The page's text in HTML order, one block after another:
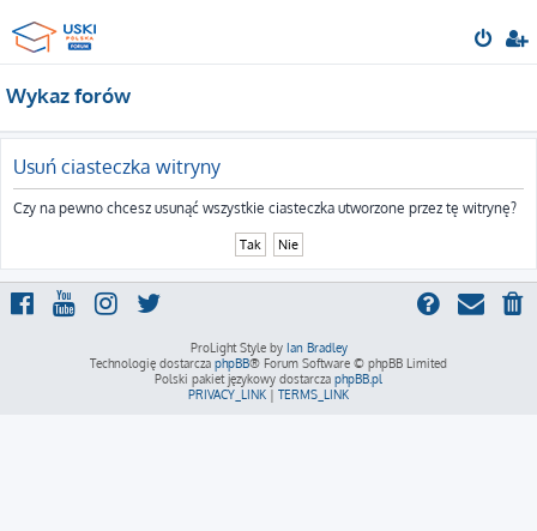
Wykaz forów
Usuń ciasteczka witryny
Czy na pewno chcesz usunąć wszystkie ciasteczka utworzone przez tę witrynę?
ProLight Style by Ian Bradley
Technologię dostarcza phpBB® Forum Software © phpBB Limited
Polski pakiet językowy dostarcza phpBB.pl
PRIVACY_LINK | TERMS_LINK